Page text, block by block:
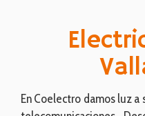
En Coelectro damos luz
electricistas en